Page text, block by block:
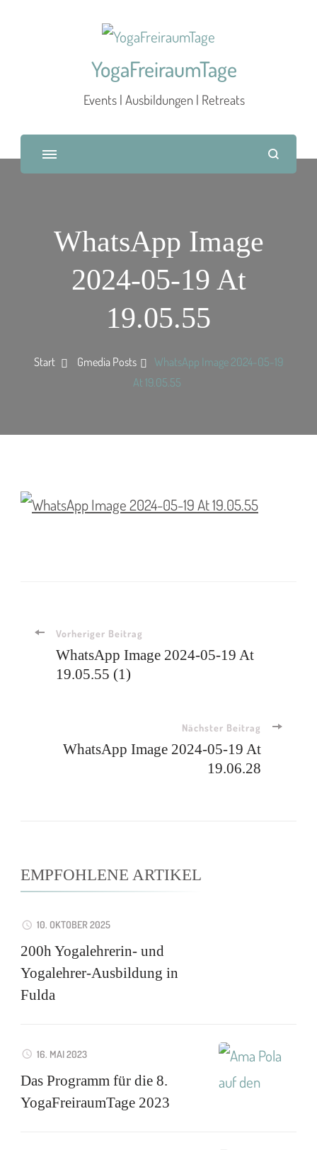
YogaFreiraumTage
Events | Ausbildungen | Retreats
WhatsApp Image
2024-05-19 At
19.05.55
Start Gmedia Posts
WhatsApp Image 2024-05-19
At 19.05.55
Vorheriger Beitrag
WhatsApp Image 2024-05-19 At
19.05.55 (1)
Nächster Beitrag
WhatsApp Image 2024-05-19 At
19.06.28
EMPFOHLENE ARTIKEL
10. OKTOBER 2025
200h Yogalehrerin- und
Yogalehrer-Ausbildung in
Fulda
16. MAI 2023
Das Programm für die 8.
YogaFreiraumTage 2023